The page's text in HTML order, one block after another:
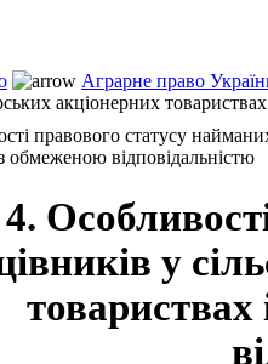
Аграрне право
акціонерних
правового статусу
обмеженою відповідальністю
4.
у
товариствах